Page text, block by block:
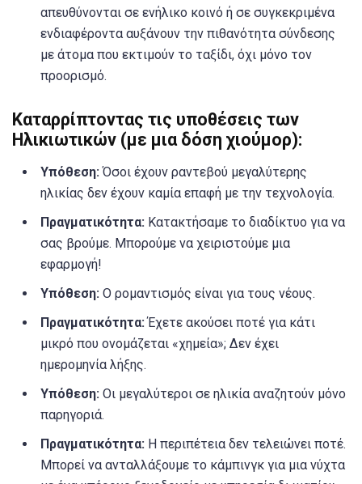
απευθύνονται σε ενήλικο κοινό ή σε συγκεκριμένα
ενδιαφέροντα αυξάνουν την πιθανότητα σύνδεσης
με άτομα που εκτιμούν το ταξίδι, όχι μόνο τον
προορισμό.
Καταρρίπτοντας τις υποθέσεις των
Ηλικιωτικών (με μια δόση χιούμορ):
Υπόθεση: Όσοι έχουν ραντεβού μεγαλύτερης
ηλικίας δεν έχουν καμία επαφή με την τεχνολογία.
Πραγματικότητα: Κατακτήσαμε το διαδίκτυο για να
σας βρούμε. Μπορούμε να χειριστούμε μια
εφαρμογή!
Υπόθεση: Ο ρομαντισμός είναι για τους νέους.
Πραγματικότητα:Έχετε ακούσει ποτέ για κάτι
μικρό που ονομάζεται «χημεία»; Δεν έχει
ημερομηνία λήξης.
Υπόθεση: Οι μεγαλύτεροι σε ηλικία αναζητούν μόνο
παρηγοριά.
Πραγματικότητα: Η περιπέτεια δεν τελειώνει ποτέ.
Μπορεί να ανταλλάξουμε το κάμπινγκ για μια νύχτα